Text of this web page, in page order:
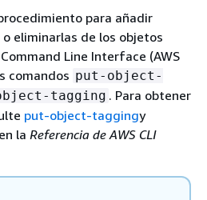
para añadir
eliminarlas de los objetos
Line Interface (AWS
comandos put-object-
tagging . Para obtener
put-object-taggingy
en la Referencia de AWS CLI